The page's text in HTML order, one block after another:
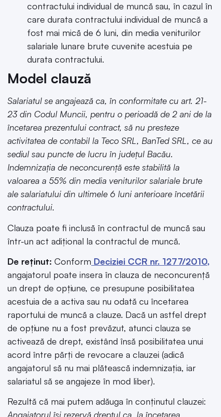
contractului individual de muncă sau, în cazul în
care durata contractului individual de muncă a
fost mai mică de 6 luni, din media veniturilor
salariale lunare brute cuvenite acestuia pe
durata contractului.
Model clauză
Salariatul se angajează ca, în conformitate cu art. 21-
23 din Codul Muncii, pentru o perioadă de 2 ani de la
încetarea prezentului contract, să nu presteze
activitatea de contabil la Teco SRL, BanTed SRL, ce au
sediul sau puncte de lucru în județul Bacău.
Indemnizația de neconcurență este stabilită la
valoarea a 55% din media veniturilor salariale brute
ale salariatului din ultimele 6 luni anterioare încetării
contractului.
Clauza poate fi inclusă în contractul de muncă sau
într-un act adițional la contractul de muncă.
De reținut: Conform Deciziei CCR nr. 1277/2010,
angajatorul poate insera în clauza de neconcurență
un drept de opțiune, ce presupune posibilitatea
acestuia de a activa sau nu odată cu încetarea
raportului de muncă a clauze. Dacă un astfel drept
de opțiune nu a fost prevăzut, atunci clauza se
activează de drept, existând însă posibilitatea unui
acord între părți de revocare a clauzei (adică
angajatorul să nu mai plătească indemnizația, iar
salariatul să se angajeze în mod liber).
Rezultă că mai putem adăuga în conținutul clauzei:
Angajatorul își rezervă dreptul ca, la încetarea